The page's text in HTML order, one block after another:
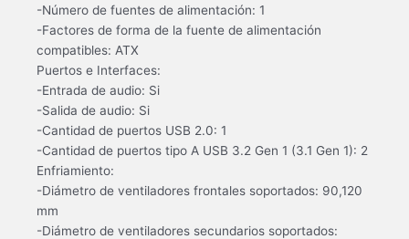
-Número de fuentes de alimentación: 1
-Factores de forma de la fuente de alimentación
compatibles: ATX
Puertos e Interfaces:
-Entrada de audio: Si
-Salida de audio: Si
-Cantidad de puertos USB 2.0: 1
-Cantidad de puertos tipo A USB 3.2 Gen 1 (3.1 Gen 1): 2
Enfriamiento:
-Diámetro de ventiladores frontales soportados: 90,120
mm
-Diámetro de ventiladores secundarios soportados: